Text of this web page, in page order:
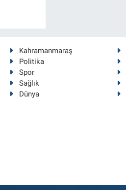
Kahramanmaraş
Politika
Spor
Sağlık
Dünya